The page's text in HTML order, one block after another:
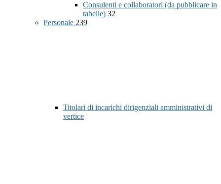
Consulenti e collaboratori (da pubblicare in
tabelle) 32
Personale 239
Titolari di incarichi dirigenziali amministrativi di
vertice